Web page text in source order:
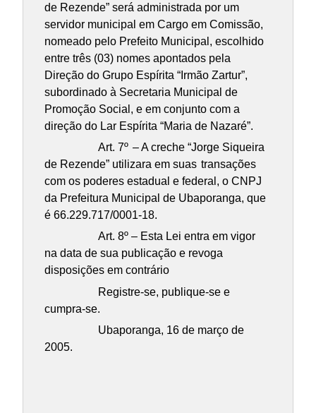
de Rezende” será administrada por um
servidor municipal em Cargo em Comissão,
nomeado pelo Prefeito Municipal, escolhido
entre três (03) nomes apontados pela
Direção do Grupo Espírita “Irmão Zartur”,
subordinado à Secretaria Municipal de
Promoção Social, e em conjunto com a
direção do Lar Espírita “Maria de Nazaré”.
Art. 7º – A creche “Jorge Siqueira
de Rezende” utilizara em suas transações
com os poderes estadual e federal, o CNPJ
da Prefeitura Municipal de Ubaporanga, que
é 66.229.717/0001-18.
Art. 8º – Esta Lei entra em vigor
na data de sua publicação e revoga
disposições em contrário
Registre-se, publique-se e
cumpra-se.
Ubaporanga, 16 de março de
2005.